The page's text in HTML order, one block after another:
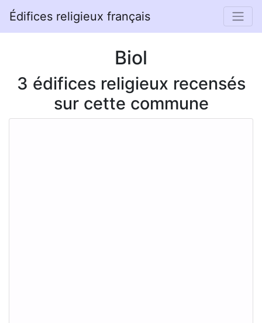
Édifices religieux français
Biol
3 édifices religieux recensés
sur cette commune